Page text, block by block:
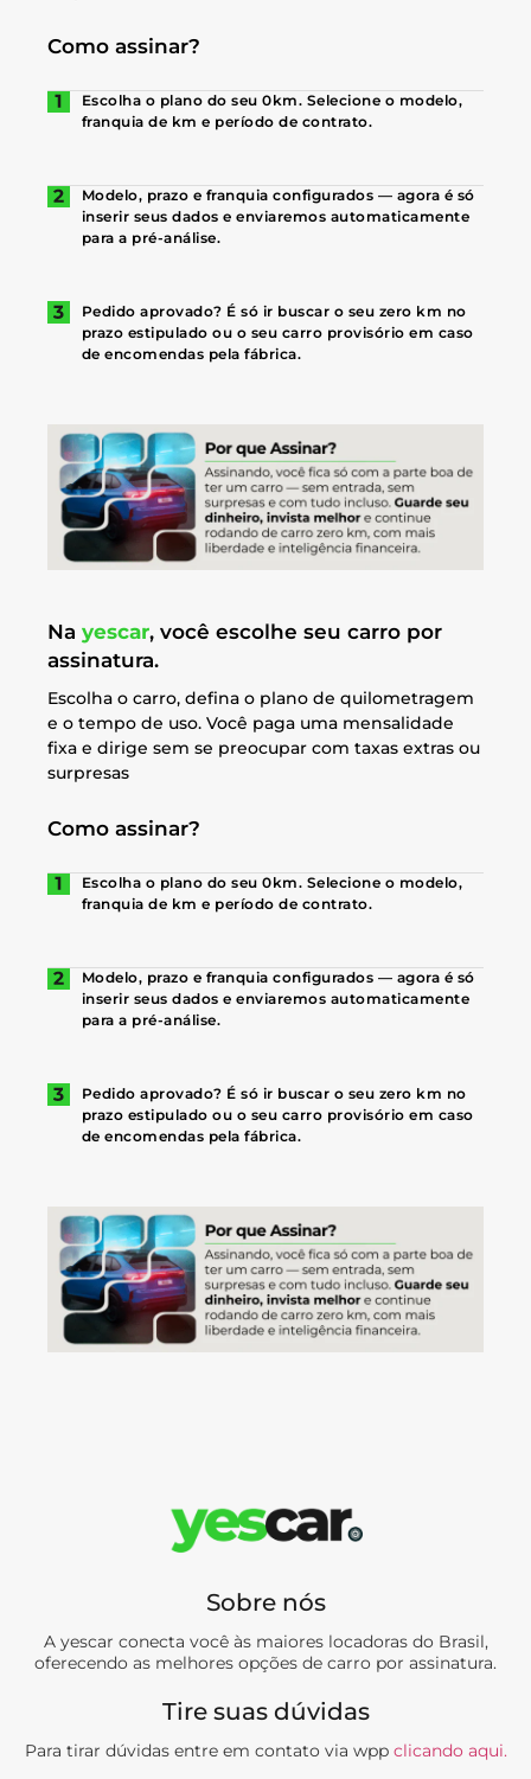
Como assinar?
Escolha o plano do seu 0km. Selecione o modelo,
franquia de km e período de contrato.
Modelo, prazo e franquia configurados — agora é só
inserir seus dados e enviaremos automaticamente
para a pré-análise.
Pedido aprovado? É só ir buscar o seu zero km no
prazo estipulado ou o seu carro provisório em caso
de encomendas pela fábrica.
Na yescar, você escolhe seu carro por
assinatura.
Escolha o carro, defina o plano de quilometragem
e o tempo de uso. Você paga uma mensalidade
fixa e dirige sem se preocupar com taxas extras ou
surpresas
Como assinar?
Escolha o plano do seu 0km. Selecione o modelo,
franquia de km e período de contrato.
Modelo, prazo e franquia configurados — agora é só
inserir seus dados e enviaremos automaticamente
para a pré-análise.
Pedido aprovado? É só ir buscar o seu zero km no
prazo estipulado ou o seu carro provisório em caso
de encomendas pela fábrica.
Sobre nós
A yescar conecta você às maiores locadoras do Brasil,
oferecendo as melhores opções de carro por assinatura.
Tire suas dúvidas
Para tirar dúvidas entre em contato via wpp clicando aqui.